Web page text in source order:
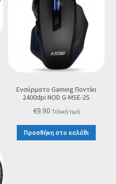
Ενσύρματο Gaming Ποντίκι
2400dpi NOD G-MSE-2S
€9.90 Τελική τιμή
Προσθήκη στο καλάθι